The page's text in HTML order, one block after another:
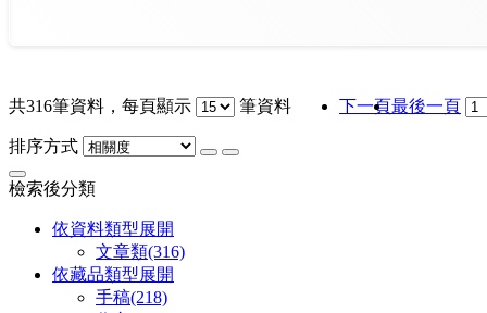
共316筆資料，每頁顯示 筆資料 下一頁最後一頁
排序方式
檢索後分類
依資料類型展開
文章類(316)
依藏品類型展開
手稿(218)